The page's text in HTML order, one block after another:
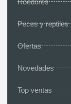
Roedores
Peces y reptiles
Ofertas
Novedades
Top ventas